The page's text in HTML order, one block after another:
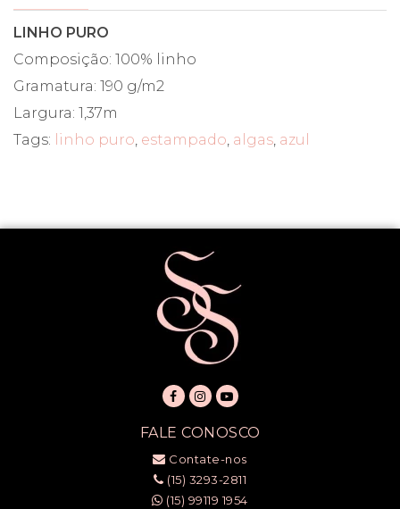
LINHO PURO
Composição: 100% linho
Gramatura: 190 g/m2
Largura: 1,37m
Tags: linho puro, estampado, algas, azul
FALE CONOSCO
Contate-nos
(15) 3293-2811
(15) 99119 1954